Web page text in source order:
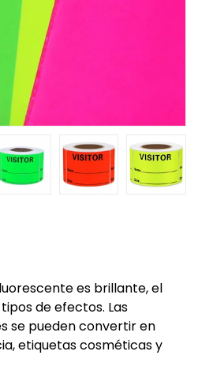
es brillante, el
de efectos. Las
se pueden convertir en
etiquetas cosméticas y